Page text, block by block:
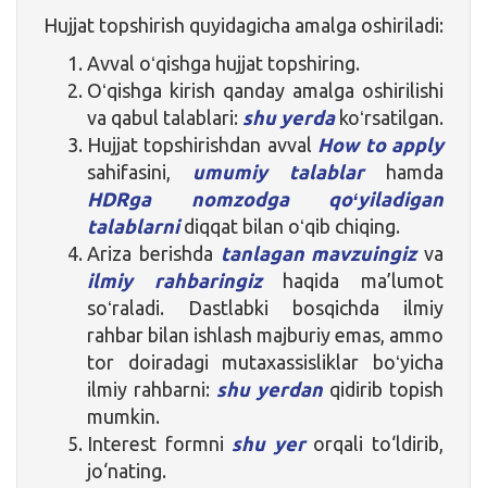
Hujjat topshirish quyidagicha amalga oshiriladi:
Avval oʻqishga hujjat topshiring.
Oʻqishga kirish qanday amalga oshirilishi
va qabul talablari: shu yerdakoʻrsatilgan.
Hujjat topshirishdan avval How to apply
sahifasini, umumiy talablarhamda
HDRga nomzodga qoʻyiladigan
talablarnidiqqat bilan oʻqib chiqing.
Ariza berishda tanlagan mavzuingizva
ilmiy rahbaringizhaqida ma’lumot
soʻraladi. Dastlabki bosqichda ilmiy
rahbar bilan ishlash majburiy emas, ammo
tor doiradagi mutaxassisliklar boʻyicha
ilmiy rahbarni: shu yerdan qidirib topish
mumkin.
Interest formni shu yerorqali to‘ldirib,
jo‘nating.